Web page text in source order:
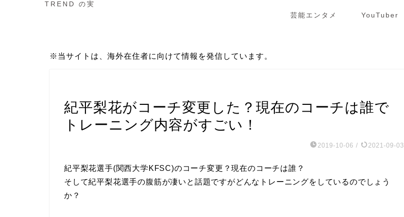
TREND の実
芸能エンタメ YouTuber
※当サイトは、海外在住者に向けて情報を発信しています。
紀平梨花がコーチ変更した？現在のコーチは誰で
トレーニング内容がすごい！
2019-10-06 / 2021-09-03
紀平梨花選手(関西大学KFSC)のコーチ変更？現在のコーチは誰？
そして紀平梨花選手の腹筋が凄いと話題ですがどんなトレーニングをしているのでしょう
か？